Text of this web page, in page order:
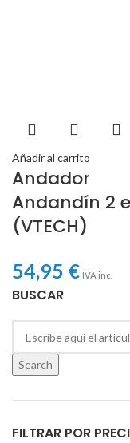
BUSCAR
Search
FILTRAR POR
Añadir al carrito
Andador
Andandín 2
(VTECH)
54,95 € IVA inc.